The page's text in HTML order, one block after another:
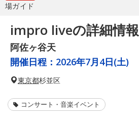
場ガイド
impro liveの詳細情報
阿佐ヶ谷天
開催日程： 2026年7月4日(土)
東京都杉並区
コンサート・音楽イベント